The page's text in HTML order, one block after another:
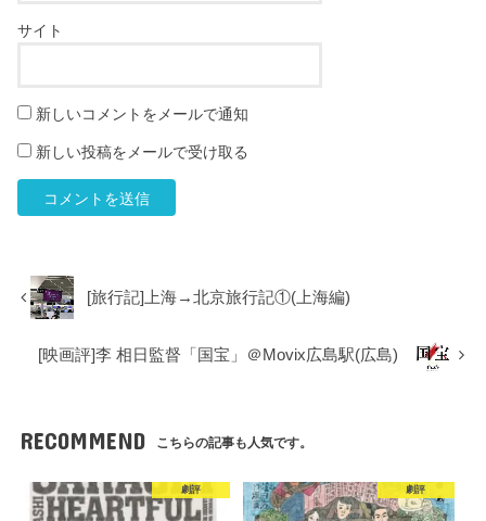
サイト
新しいコメントをメールで通知
新しい投稿をメールで受け取る
[旅行記]上海→北京旅行記①(上海編)
[映画評]李 相日監督「国宝」＠Movix広島駅(広島)
RECOMMEND こちらの記事も人気です。
劇評 劇評